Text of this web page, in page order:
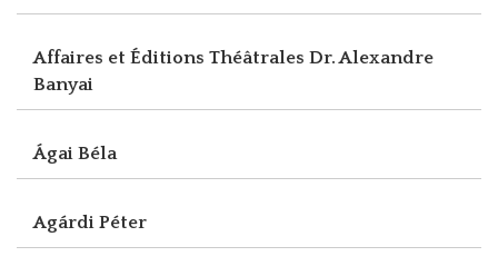
Affaires et Éditions Théâtrales Dr. Alexandre
Banyai
Ágai Béla
Agárdi Péter